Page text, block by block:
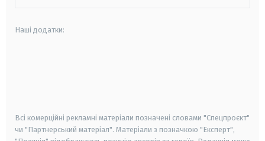
Наші додатки:
Всі комерційні рекламні матеріали позначені словами "Спецпроєкт"
чи "Партнерський матеріал". Матеріали з позначкою "Експерт",